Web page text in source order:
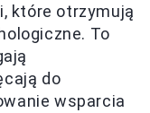
które otrzymują
To
do
wsparcia